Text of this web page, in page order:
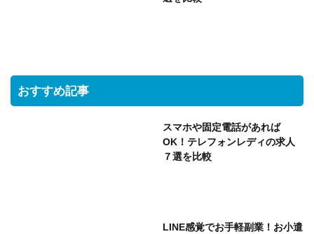
おすすめ記事
スマホや固定電話があれば
OK！テレフォンレディの求人
７選を比較
LINE感覚でお手軽副業！お小遣